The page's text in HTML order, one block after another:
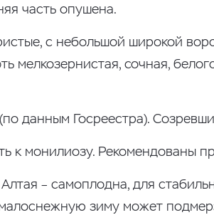
часть опушена.
с небольшой широкой
мелкозернистая, сочная,
данным Госреестра).
к монилиозу. Рекомендованы
– самоплодна, для
зиму может